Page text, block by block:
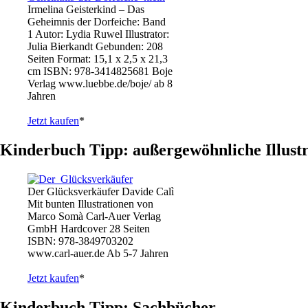
Irmelina Geisterkind – Das
Geheimnis der Dorfeiche: Band
1 Autor: Lydia Ruwel Illustrator:
Julia Bierkandt Gebunden: 208
Seiten Format: 15,1 x 2,5 x 21,3
cm ISBN: 978-3414825681 Boje
Verlag www.luebbe.de/boje/ ab 8
Jahren
Jetzt kaufen*
Kinderbuch Tipp: außergewöhnliche
Der Glücksverkäufer Davide Calì
Mit bunten Illustrationen von
Marco Somà Carl-Auer Verlag
GmbH Hardcover 28 Seiten
ISBN: 978-3849703202
www.carl-auer.de Ab 5-7 Jahren
Jetzt kaufen*